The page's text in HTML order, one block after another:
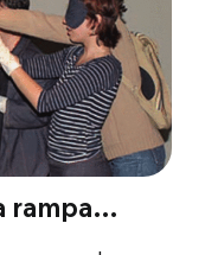
rampa…